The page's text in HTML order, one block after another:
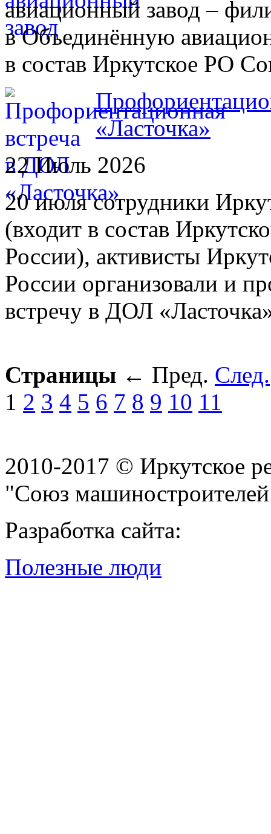
авиационный завод –
в Объединённую
в состав Иркутское РО
«Ласточка»
22 Июль 2026
20 июля сотрудники
(входит в состав
России), активисты
России организовали и
встречу в ДОЛ
Страницы ← Пред. След.
1 2 3 4 5 6 7 8 9 10 11
2010-2017 © Иркутское
"Союз
Разработка сайта:
Полезные люди